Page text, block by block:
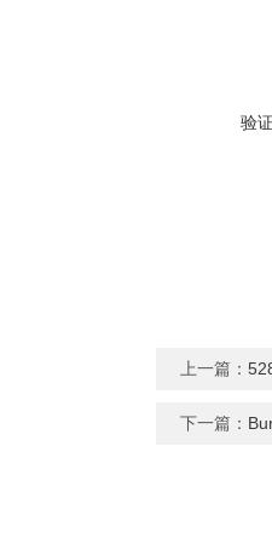
验
上一篇：
下一篇：